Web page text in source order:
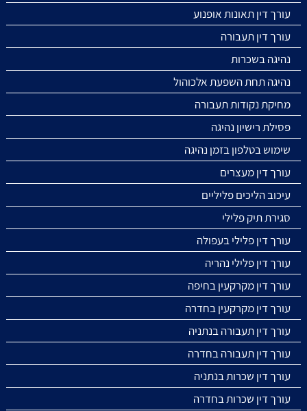
עורך דין תאונות אופנוע
עורך דין תעבורה
נהיגה בשכרות
נהיגה תחת השפעת אלכוהול
מחיקת נקודות תעבורה
פסילת רישיון נהיגה
שימוש בטלפון בזמן נהיגה
עורך דין מעצרים
עיכוב הליכים פליליים
סגירת תיק פלילי
עורך דין פלילי בעפולה
עורך דין פלילי נהריה
עורך דין מקרקעין בחיפה
עורך דין מקרקעין בחדרה
עורך דין תעבורה בנתניה
עורך דין תעבורה בחדרה
עורך דין שכרות בנתניה
עורך דין שכרות בחדרה